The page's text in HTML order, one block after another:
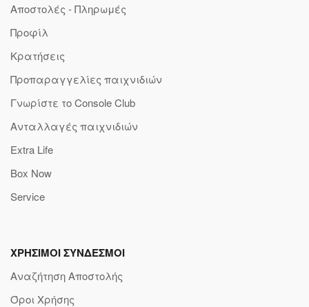
Αποστολές - Πληρωμές
Προφίλ
Κρατήσεις
Προπαραγγελίες παιχνιδιών
Γνωρίστε το Console Club
Ανταλλαγές παιχνιδιών
Extra Life
Box Now
Service
ΧΡΗΣΙΜΟΙ ΣΥΝΔΕΣΜΟΙ
Αναζήτηση Αποστολής
Όροι Χρήσης